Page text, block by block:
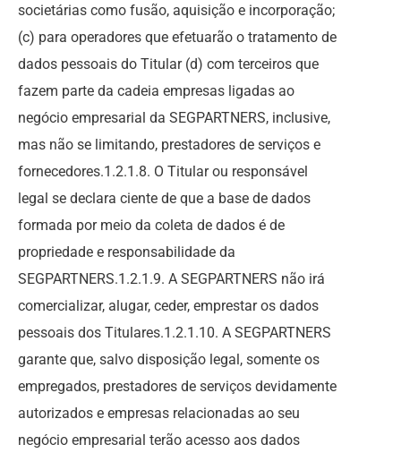
societárias como fusão, aquisição e incorporação;
(c) para operadores que efetuarão o tratamento de
dados pessoais do Titular (d) com terceiros que
fazem parte da cadeia empresas ligadas ao
negócio empresarial da SEGPARTNERS, inclusive,
mas não se limitando, prestadores de serviços e
fornecedores.1.2.1.8. O Titular ou responsável
legal se declara ciente de que a base de dados
formada por meio da coleta de dados é de
propriedade e responsabilidade da
SEGPARTNERS.1.2.1.9. A SEGPARTNERS não irá
comercializar, alugar, ceder, emprestar os dados
pessoais dos Titulares.1.2.1.10. A SEGPARTNERS
garante que, salvo disposição legal, somente os
empregados, prestadores de serviços devidamente
autorizados e empresas relacionadas ao seu
negócio empresarial terão acesso aos dados